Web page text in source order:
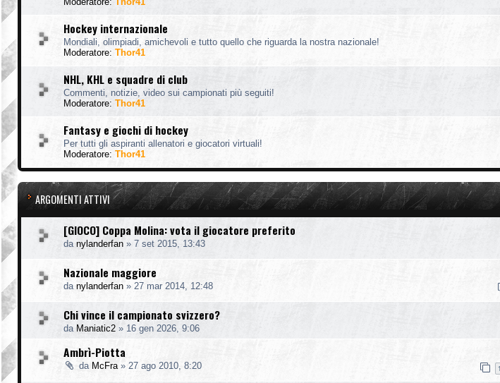
Hockey internazionale
Mondiali, olimpiadi, amichevoli e tutto quello che riguarda la nostra nazionale!
Moderatore: Thor41
NHL, KHL e squadre di club
Commenti, notizie, video sui campionati più seguiti!
Moderatore: Thor41
Fantasy e giochi di hockey
Per tutti gli aspiranti allenatori e giocatori virtuali!
Moderatore: Thor41
ARGOMENTI ATTIVI
[GIOCO] Coppa Molina: vota il giocatore preferito
da nylanderfan » 7 set 2015, 13:43
Nazionale maggiore
da nylanderfan » 27 mar 2014, 12:48
Chi vince il campionato svizzero?
da Maniatic2 » 16 gen 2026, 9:06
Ambrì-Piotta
da McFra » 27 ago 2010, 8:20 1